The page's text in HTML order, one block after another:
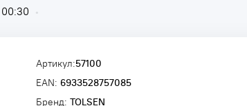
•
Артикул:57100
EAN: 6933528757085
Бренд: TOLSEN